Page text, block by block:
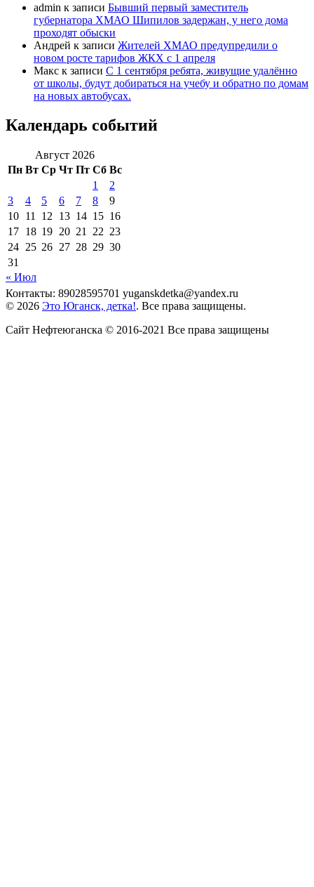
admin к записи Бывший первый заместитель
губернатора ХМАО Шипилов задержан, у него дома
проходят обыски
Андрей к записи Жителей ХМАО предупредили о
новом росте тарифов ЖКХ с 1 апреля
Макс к записи С 1 сентября ребята, живущие удалённо
от школы, будут добираться на учебу и обратно по домам
на новых автобусах.
Календарь событий
Август 2026
Пн Вт Ср Чт Пт Сб Вс
1
2
3
4 5 6 7 8
9
10 11 12 13 14 15 16
17 18 19 20 21 22 23
24 25 26 27 28 29 30
31
« Июл
Контакты: 89028595701 yuganskdetka@yandex.ru
© 2026 Это Юганск, детка!. Все права защищены.
Сайт Нефтеюганска © 2016-2021 Все права защищены